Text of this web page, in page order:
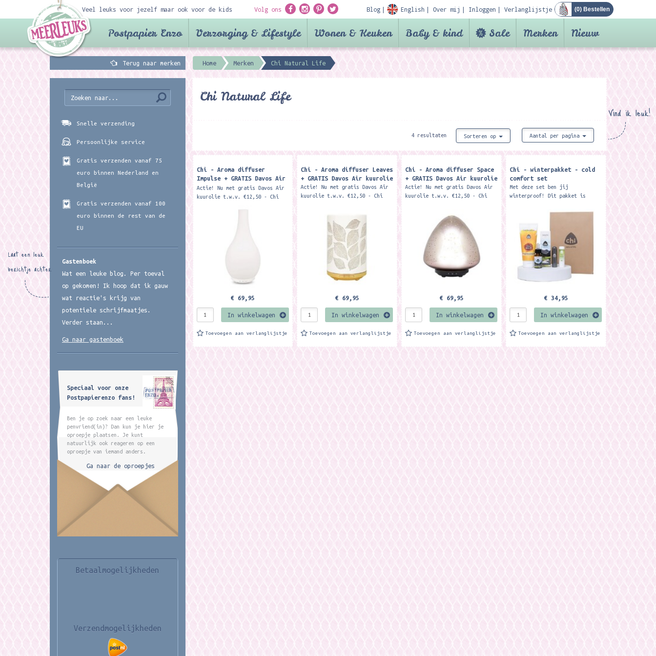
Veel leuks voor jezelf maar ook voor de kids Volg ons Blog English Over mij Inloggen Verlanglijstje (0) Bestellen
Postpapier Enzo Verzorging & Lifestyle Wonen & Keuken Baby & kind Sale Merken Nieuw
Terug naar merken Home Merken Chi Natural Life
Vind ik leuk!
Chi Natural Life
4 resultaten Sorteren op Aantal per pagina
Chi - Aroma diffuser
Impulse + GRATIS Davos Air
kuurolie
Actie! Nu met gratis Davos Air
kuurolie t.w.v. €12,50 - Chi
€ 69,95
In winkelwagen
Toevoegen aan verlanglijstje
Chi - Aroma diffuser Leaves
+ GRATIS Davos Air kuurolie
Actie! Nu met gratis Davos Air
kuurolie t.w.v. €12,50 - Chi
€ 69,95
In winkelwagen
Toevoegen aan verlanglijstje
Chi - Aroma diffuser Space
+ GRATIS Davos Air kuurolie
Actie! Nu met gratis Davos Air
kuurolie t.w.v. €12,50 - Chi
€ 69,95
In winkelwagen
Toevoegen aan verlanglijstje
Chi - winterpakket - cold
comfort set
Met deze set ben jij
winterproof! Dit pakket is
koudere maanden. Onze
Repair Balm, Aroma...
€ 34,95
In winkelwagen
Toevoegen aan verlanglijstje
Snelle verzending
Persoonlijke service
Gratis verzenden vanaf 75
euro binnen Nederland en
België
Gratis verzenden vanaf 100
euro binnen de rest van de
EU
Gastenboek
Wat een leuke blog. Per toeval
op gekomen! Ik hoop dat ik gauw
wat reactie's krijg van
potentiele schrijfmaatjes.
Verder staan...
Laat een leuk
berichtje achter
Ga naar gastenboek
Speciaal voor onze
Postpapierenzo fans!
Ben je op zoek naar een leuke
penvriend(in)? Dan kun je hier je
oproepje plaatsen. Je kunt
natuurlijk ook reageren op een
oproepje van iemand anders.
Ga naar de oproepjes
Betaalmogelijkheden
Verzendmogelijkheden